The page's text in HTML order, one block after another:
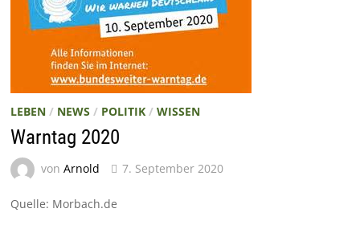
LEBEN/ NEWS / POLITIK/ WISSEN
Warntag 2020
von Arnold 7. September 2020
Quelle: Morbach.de